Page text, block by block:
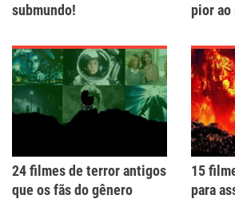
submundo!
pior ao
24 filmes de terror antigos
que os fãs do gênero
15
para